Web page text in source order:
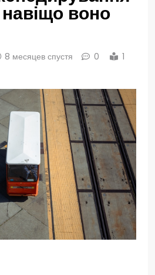
навіщо воно
8 месяцев спустя 0
1